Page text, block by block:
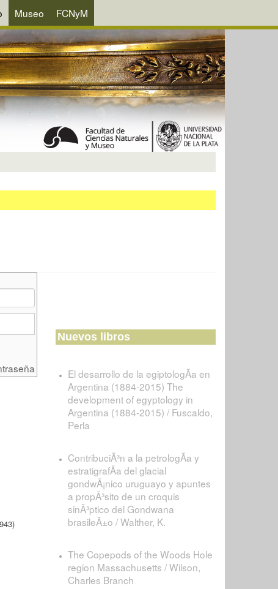
Museo FCNyM
Nuevos libros
El desarrollo de la egiptologÃ­a en
Argentina (1884-2015) The
development of egyptology in
Argentina (1884-2015) / Fuscaldo,
Perla
ContribuciÃ³n a la petrologÃ­a y
estratigrafÃ­a del glacial
gondwÃ¡nico uruguayo y apuntes
a propÃ³sito de un croquis
sinÃ³ptico del Gondwana
brasileÃ±o / Walther, K.
The Copepods of the Woods Hole
region Massachusetts / Wilson,
Charles Branch